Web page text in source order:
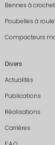
Bennes à
Poubelles à
Compacteurs
Divers
Actualités
Publications
Réalisations
Carrières